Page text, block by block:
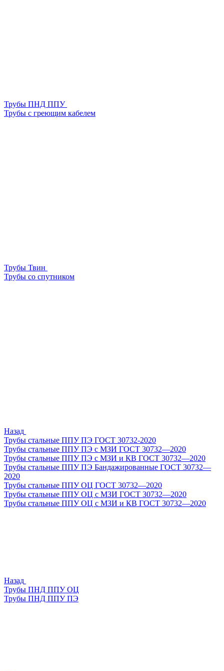
Трубы ПНД ППУ
Трубы с греющим кабелем
Трубы Твин
Трубы со спутником
Назад
Трубы стальные ППУ ПЭ ГОСТ 30732-2020
Трубы стальные ППУ ПЭ с МЗИ ГОСТ 30732—2020
Трубы стальные ППУ ПЭ с МЗИ и КВ ГОСТ 30732—2020
Трубы стальные ППУ ПЭ Бандажированные ГОСТ 30732—
2020
Трубы стальные ППУ ОЦ ГОСТ 30732—2020
Трубы стальные ППУ ОЦ с МЗИ ГОСТ 30732—2020
Трубы стальные ППУ ОЦ с МЗИ и КВ ГОСТ 30732—2020
Назад
Трубы ПНД ППУ ОЦ
Трубы ПНД ППУ ПЭ